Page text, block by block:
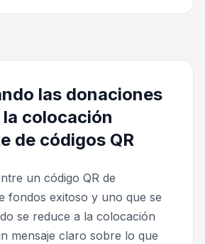
las donaciones
colocación
de códigos QR
un código QR de
fondos exitoso y uno que se
se reduce a la colocación
mensaje claro sobre lo que